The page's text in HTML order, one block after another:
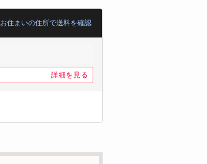
お住まいの住所で送料を確認
詳細を見る